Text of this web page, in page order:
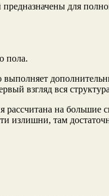
предназначены для
пола.
взгляд вся
на большие
излишни, там